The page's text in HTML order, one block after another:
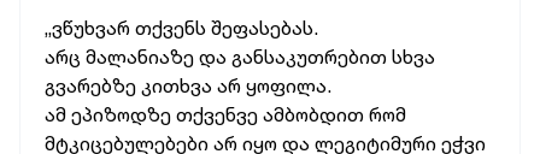
„ვწუხვარ თქვენს შეფასებას.
არც მალანიაზე და განსაკუთრებით სხვა
გვარებზე კითხვა არ ყოფილა.
ამ ეპიზოდზე თქვენვე ამბობდით რომ
მტკიცებულებები არ იყო და ლეგიტიმური ეჭვი